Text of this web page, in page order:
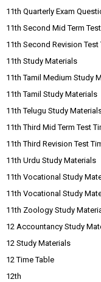
11th Quarterly Exam
11th Second Mid Term
11th Second Revision Test
11th Study Materials
11th Tamil Medium Study
11th Tamil Study Materials
11th Telugu Study
11th Third Mid Term Test
11th Third Revision Test
11th Urdu Study Materials
11th Vocational Study
11th Vocational Study
11th Zoology Study
12 Accountancy Study
12 Study Materials
12 Time Table
12th